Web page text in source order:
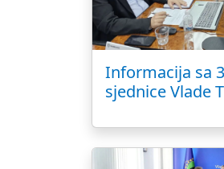
Informacija sa
sjednice Vlade